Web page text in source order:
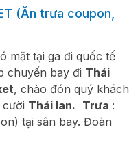
(Ăn trưa coupon,
mặt tại ga đi quốc tế
chuyến bay đi Thái
, chào đón quý khách
Thái lan. Trưa :
tại sân bay. Đoàn